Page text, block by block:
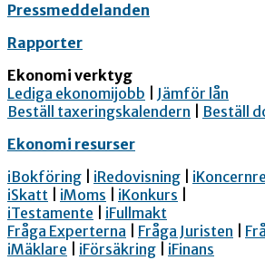
Pressmeddelanden
Rapporter
Ekonomi verktyg
Lediga ekonomijobb
Jämför lån
Beställ taxeringskalendern
Beställ
Ekonomi resurser
iBokföring
iRedovisning
iSkatt
iMoms iKonkurs
iTestamente
iFullmakt
Fråga Experterna
Fråga Juristen
iMäklare
iFörsäkring iFinans